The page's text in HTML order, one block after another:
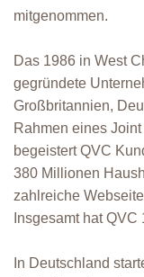
mitgenommen.
Das 1986 in West
gegründete
Großbritannien,
Rahmen eines
begeistert QVC
380 Millionen
zahlreiche
Insgesamt hat
In Deutschland